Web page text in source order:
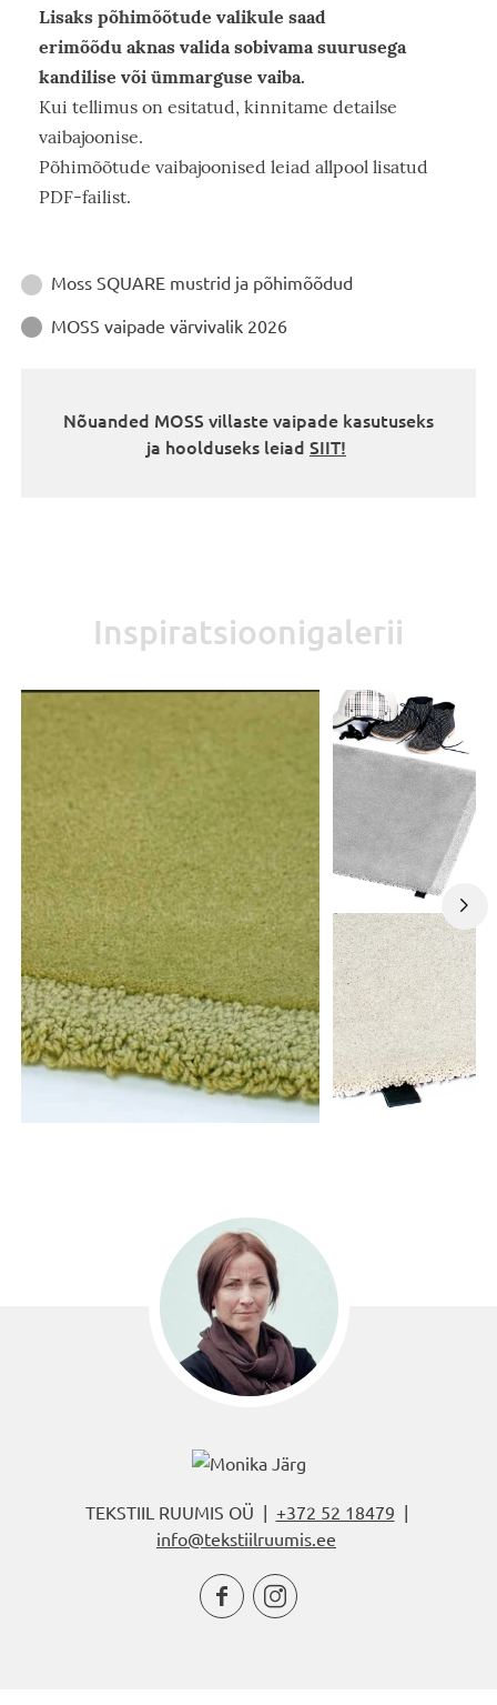
Lisaks põhimõõtude valikule saad
erimõõdu aknas valida sobivama suurusega
kandilise või ümmarguse vaiba.
Kui tellimus on esitatud, kinnitame detailse
vaibajoonise.
Põhimõõtude vaibajoonised leiad allpool lisatud
PDF-failist.
Juhendid
 Moss SQUARE mustrid ja põhimõõdud
 MOSS vaipade värvivalik 2026
Nõuanded MOSS villaste vaipade kasutuseks
ja hoolduseks leiad SIIT!
Inspiratsioonigalerii
TEKSTIIL RUUMIS OÜ | +372 52 18479 |
info@tekstiilruumis.ee
 